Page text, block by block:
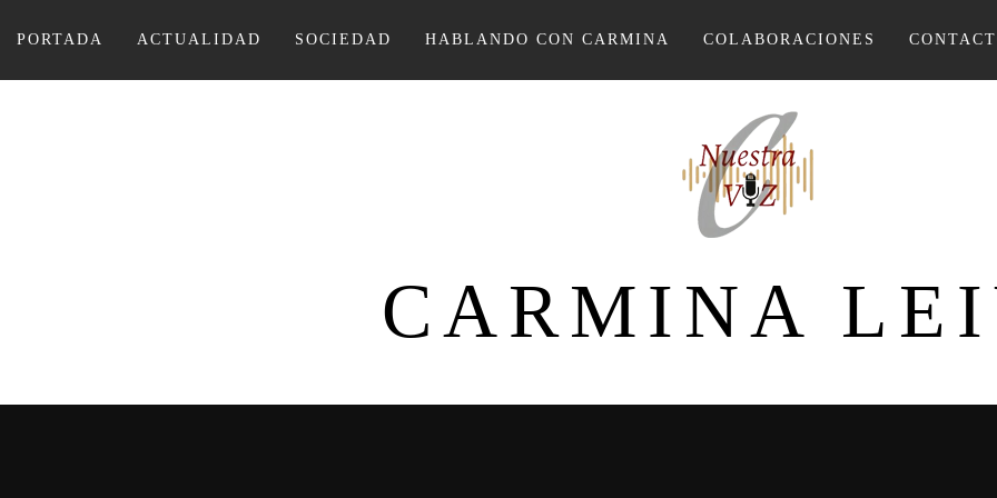
PORTADA ACTUALIDAD SOCIEDAD HABLANDO CON CARMINA COLABORACIONES
CARMINA